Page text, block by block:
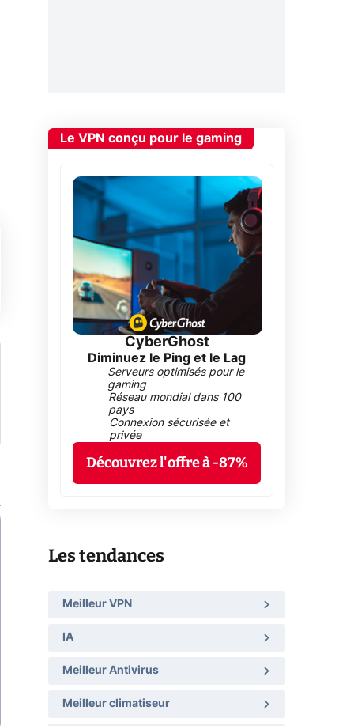
Le VPN conçu pour le gaming
CyberGhost
Diminuez le Ping et le Lag
Serveurs optimisés pour le
gaming
Réseau mondial dans 100
pays
Connexion sécurisée et
privée
Découvrez l'offre à -87%
Les tendances
Meilleur VPN
IA
Meilleur Antivirus
Meilleur climatiseur